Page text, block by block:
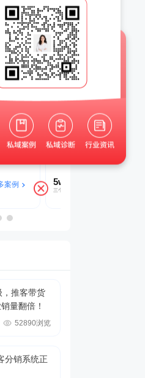
联动，赋
沉淀私域
等方式，
案例
茂业百货
帮助茂业百货搭建了企微+社群+
的私域运营体系，在客流量较好
北店开展私域试点工作，完成私
5w+
三个月获客
推客带货
量翻倍！
52890浏览
分销系统正